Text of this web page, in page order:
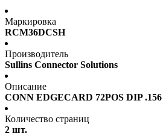
Маркировка
RCM36DCSH
Производитель
Sullins Connector Solutions
Описание
CONN EDGECARD 72POS DIP
Количество страниц
2 шт.